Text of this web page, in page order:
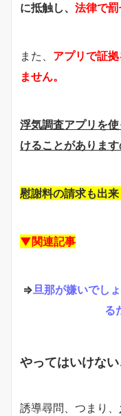
に抵触し、 法律で
また、 アプリで証
ません。
浮気調査アプリを
けることがあります
慰謝料の請求も出来
▼関連記事
⇒旦那が嫌いでし
る
やってはいけな
誘導尋問、つまり、